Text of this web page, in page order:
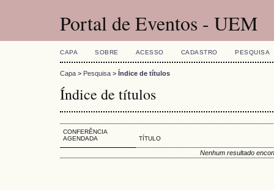
Portal de Eventos - UEM
CAPA SOBRE ACESSO CADASTRO PESQUISA
Capa > Pesquisa > Índice de títulos
Índice de títulos
CONFERÊNCIA
AGENDADA
TÍTULO
Nenhum resultado